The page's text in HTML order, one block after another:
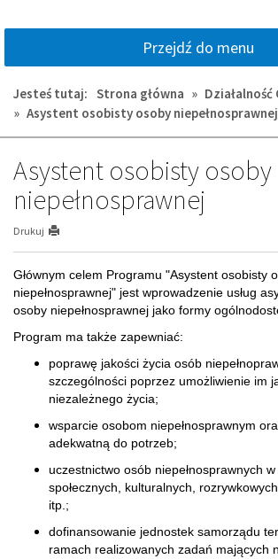
Przejdź do menu
Jesteś tutaj: Strona główna » Działalność
» Asystent osobisty osoby niepełnosprawnej
Asystent osobisty osoby
niepełnosprawnej
Drukuj
Głównym celem Programu "Asystent osobisty
niepełnosprawnej" jest wprowadzenie usług
osoby niepełnosprawnej jako formy
Program ma także zapewniać:
poprawę jakości życia osób
szczególności poprzez umożliwienie im
niezależnego życia;
wsparcie osobom niepełnosprawnym
adekwatną do potrzeb;
uczestnictwo osób niepełnosprawnych
społecznych, kulturalnych,
itp.;
dofinansowanie jednostek samorządu
ramach realizowanych zadań mających